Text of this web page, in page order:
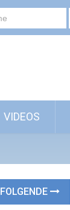
VIDEOS
FOLGENDE